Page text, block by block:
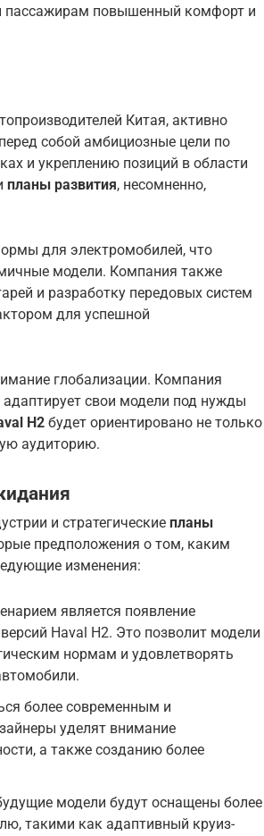
пассажирам повышенный комфорт и
Китая, активно
собой амбициозные цели по
и укреплению позиций в области
планы развития, несомненно,
для электромобилей, что
модели. Компания также
и разработку передовых систем
для успешной
глобализации. Компания
свои модели под нужды
H2 будет ориентировано не только
аудиторию.
и стратегические планы
предположения о том, каким
изменения:
является появление
Haval H2. Это позволит модели
нормам и удовлетворять
более современным и
уделят внимание
а также созданию более
модели будут оснащены более
такими как адаптивный круиз-